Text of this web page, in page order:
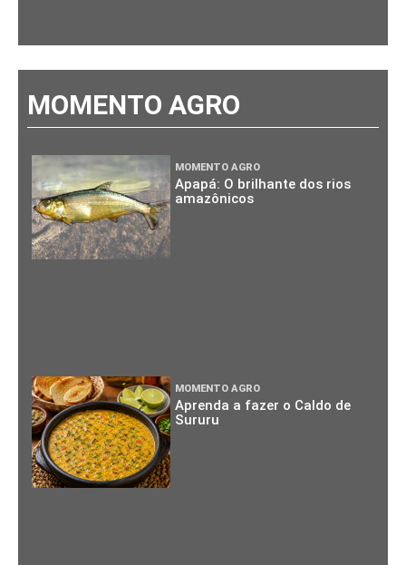
MOMENTO AGRO
MOMENTO AGRO
Apapá: O brilhante dos rios
amazônicos
MOMENTO AGRO
Aprenda a fazer o Caldo de
Sururu